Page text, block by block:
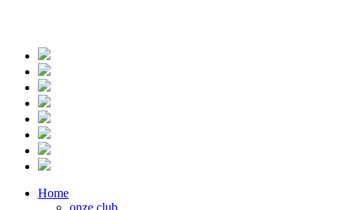
Home
onze club